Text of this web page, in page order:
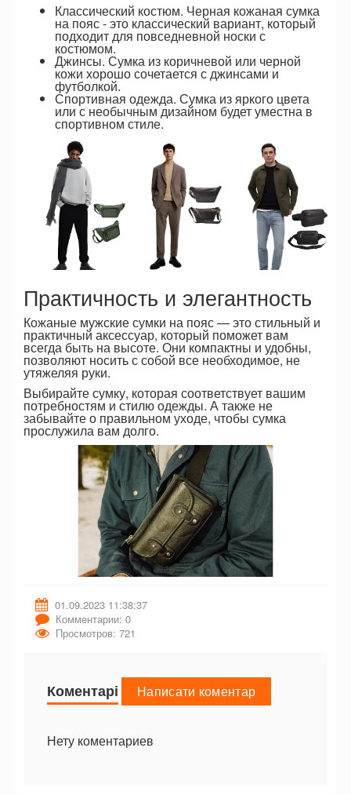
Классический костюм. Черная кожаная сумка
на пояс - это классический вариант, который
подходит для повседневной носки с
костюмом.
Джинсы. Сумка из коричневой или черной
кожи хорошо сочетается с джинсами и
футболкой.
Спортивная одежда. Сумка из яркого цвета
или с необычным дизайном будет уместна в
спортивном стиле.
Практичность и элегантность
Кожаные мужские сумки на пояс — это стильный и
практичный аксессуар, который поможет вам
всегда быть на высоте. Они компактны и удобны,
позволяют носить с собой все необходимое, не
утяжеляя руки.
Выбирайте сумку, которая соответствует вашим
потребностям и стилю одежды. А также не
забывайте о правильном уходе, чтобы сумка
прослужила вам долго.
01.09.2023 11:38:37
Комментарии: 0
Просмотров: 721
Коментарі Написати коментар
Нету коментариев